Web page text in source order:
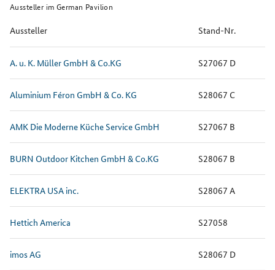
Aussteller im German Pavilion
Aussteller Stand-Nr.
A. u. K. Müller GmbH & Co.KG S27067 D
Aluminium Féron GmbH & Co. KG S28067 C
AMK Die Moderne Küche Service GmbH S27067 B
BURN Outdoor Kitchen GmbH & Co.KG S28067 B
ELEKTRA USA inc. S28067 A
Hettich America S27058
imos AG S28067 D